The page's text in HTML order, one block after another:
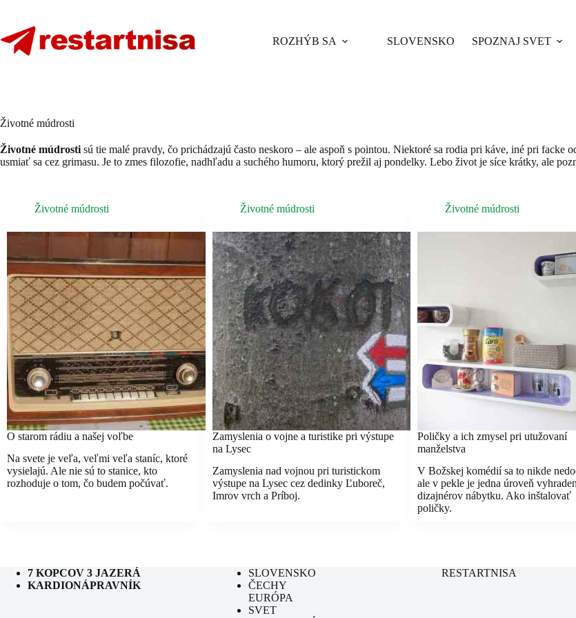
content
ROZHÝB SA
SLOVENSKO SPOZNAJ SVET
Životné múdrosti
Životné múdrosti sú tie malé pravdy, čo prichádzajú často neskoro – ale aspoň s pointou. Niektoré sa rodia pri káve, iné pri facke
usmiať sa cez grimasu. Je to zmes filozofie, nadhľadu a suchého humoru, ktorý prežil aj pondelky. Lebo život je síce krátky, ale
Životné múdrosti
O starom rádiu a našej voľbe
Na svete je veľa, veľmi veľa staníc, ktoré
vysielajú. Ale nie sú to stanice, kto
rozhoduje o tom, čo budem počúvať.
Životné múdrosti
Zamyslenia o vojne a turistike pri výstupe
na Lysec
Zamyslenia nad vojnou pri turistickom
výstupe na Lysec cez dedinky Ľuboreč,
Imrov vrch a Príboj.
Životné múdrosti
Poličky a ich zmysel pri utužovaní
manželstva
V Božskej komédií sa to nikde
ale v pekle je jedna úroveň
dizajnérov nábytku. Ako inštalovať
poličky.
7 KOPCOV 3 JAZERÁ
KARDIONÁPRAVNÍK
SLOVENSKO
ČECHY
EURÓPA
SVET
RESTARTNISA